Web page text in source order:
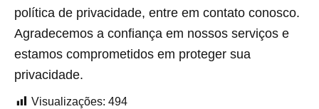
política de privacidade, entre em contato conosco.
Agradecemos a confiança em nossos serviços e
estamos comprometidos em proteger sua
privacidade.
Visualizações: 494